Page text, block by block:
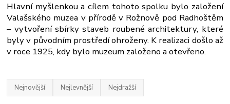
Hlavní myšlenkou a cílem tohoto spolku bylo založení
Valašského muzea v přírodě v Rožnově pod Radhoštěm
– vytvoření sbírky staveb roubené architektury, které
byly v původním prostředí ohroženy. K realizaci došlo až
v roce 1925, kdy bylo muzeum založeno a otevřeno.
Nejnovější Nejlevnější Nejdražší